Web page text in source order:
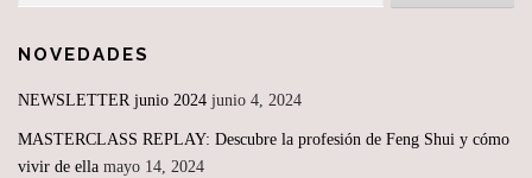
NOVEDADES
NEWSLETTER junio 2024 junio 4, 2024
MASTERCLASS REPLAY: Descubre la profesión de Feng Shui y cómo
vivir de ella mayo 14, 2024